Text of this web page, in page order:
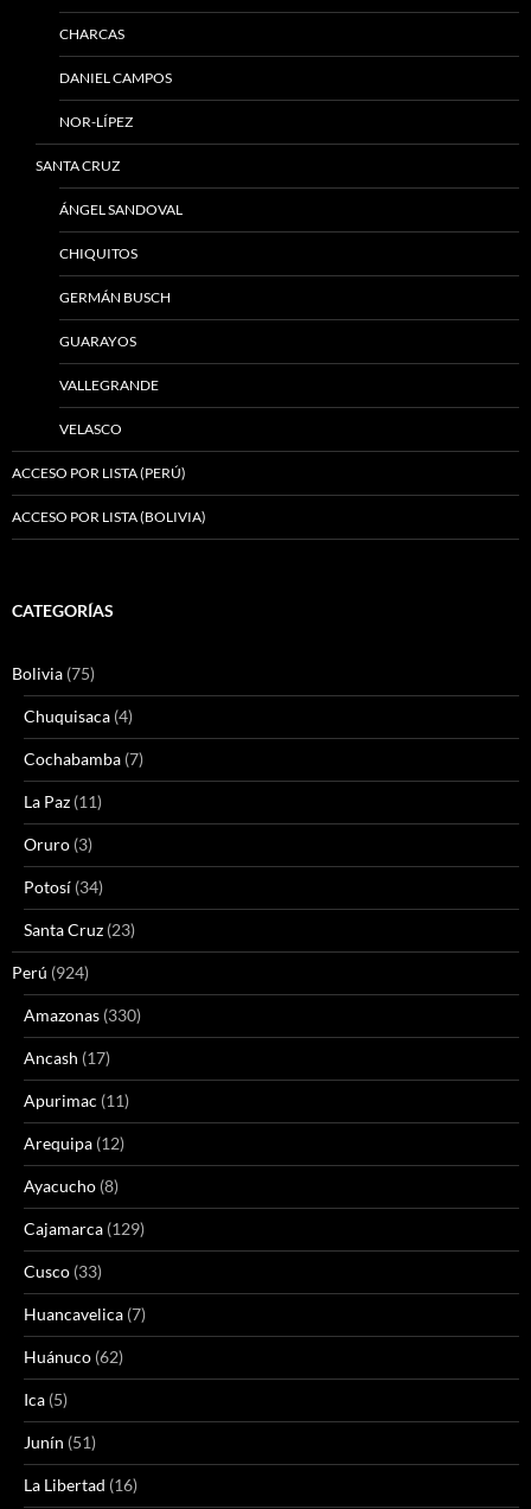
CHARCAS
DANIEL CAMPOS
NOR-LÍPEZ
SANTA CRUZ
ÁNGEL SANDOVAL
CHIQUITOS
GERMÁN BUSCH
GUARAYOS
VALLEGRANDE
VELASCO
ACCESO POR LISTA (PERÚ)
ACCESO POR LISTA (BOLIVIA)
CATEGORÍAS
Bolivia (75)
Chuquisaca (4)
Cochabamba (7)
La Paz (11)
Oruro (3)
Potosí (34)
Santa Cruz (23)
Perú (924)
Amazonas (330)
Ancash (17)
Apurimac (11)
Arequipa (12)
Ayacucho (8)
Cajamarca (129)
Cusco (33)
Huancavelica (7)
Huánuco (62)
Ica (5)
Junín (51)
La Libertad (16)